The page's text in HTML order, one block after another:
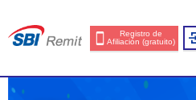
Registro de
Afiliación (gratuito)